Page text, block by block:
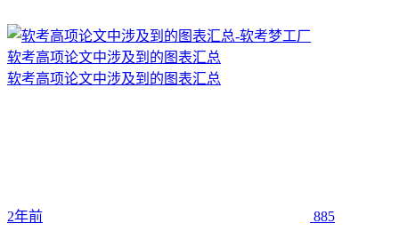
软考高项论文中涉及到的图表汇总
软考高项论文中涉及到的图表汇总
2年前 885